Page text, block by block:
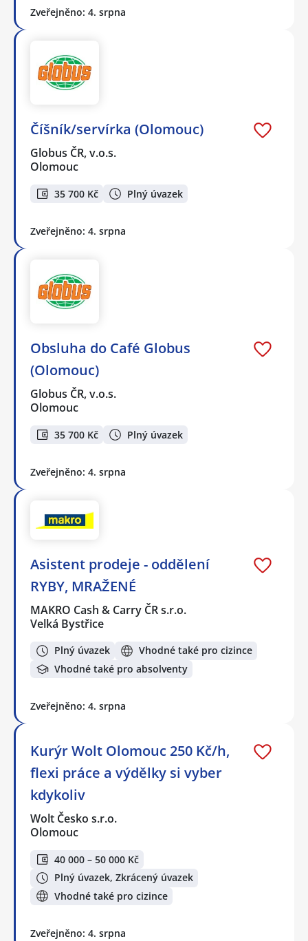
Zveřejněno: 4. srpna
Číšník/servírka (Olomouc)
Globus ČR, v.o.s.
Olomouc
35 700 Kč Plný úvazek
Zveřejněno: 4. srpna
Obsluha do Café Globus
(Olomouc)
Globus ČR, v.o.s.
Olomouc
35 700 Kč Plný úvazek
Zveřejněno: 4. srpna
Asistent prodeje - oddělení
RYBY, MRAŽENÉ
MAKRO Cash & Carry ČR s.r.o.
Velká Bystřice
Plný úvazek
Vhodné také pro cizince
Vhodné také pro absolventy
Zveřejněno: 4. srpna
Kurýr Wolt Olomouc 250 Kč/h,
flexi práce a výdělky si vyber
kdykoliv
Wolt Česko s.r.o.
Olomouc
40 000 – 50 000 Kč
Plný úvazek, Zkrácený úvazek
Vhodné také pro cizince
Zveřejněno: 4. srpna